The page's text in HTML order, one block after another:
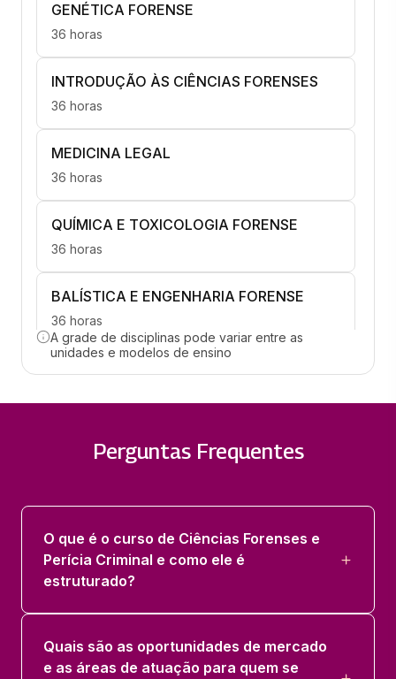
GENÉTICA FORENSE
36 horas
INTRODUÇÃO ÀS CIÊNCIAS FORENSES
36 horas
MEDICINA LEGAL
36 horas
QUÍMICA E TOXICOLOGIA FORENSE
36 horas
BALÍSTICA E ENGENHARIA FORENSE
36 horas
LAUDO PERICIAL E ATUAÇÃO
PROFISSIONAL
PERÍCIA DOCUMENTAL E DIGITAL
36 horas
A grade de disciplinas pode variar entre as
unidades e modelos de ensino
Perguntas Frequentes
O que é o curso de Ciências Forenses e
Perícia Criminal e como ele é
estruturado?
Quais são as oportunidades de mercado
e as áreas de atuação para quem se